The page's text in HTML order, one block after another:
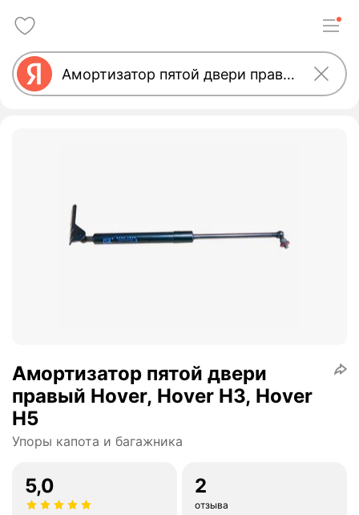
Амортизатор пятой двери
правый Hover, Hover H3, Hover
H5
Упоры капота и багажника
5,0 2
отзыва